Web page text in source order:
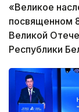
«Великое
посвященном
Великой
Республики